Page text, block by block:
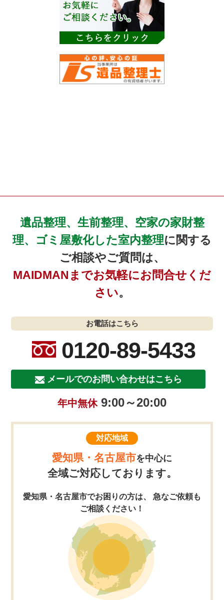
遺品整理、生前整理、空家の家財整
理、ゴミ屋敷化した室内整理に関する
ご相談やご質問は、
MAIDMANまでお気軽にお問合せくだ
さい。
お電話はこちら
0120-89-5433
メールでのお問い合わせはこちら
年中無休9:00～20:00
対応地域
愛知県・名古屋市を中心に
全域ご対応しております。
愛知県・名古屋市でお困りの方は、 急なご依頼も
ご相談ください！